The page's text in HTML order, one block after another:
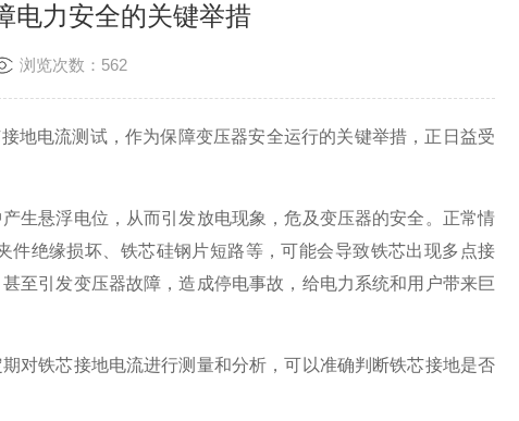
电力安全的关键举措
浏览次数：562
电流测试，作为保障变压器安全运行的关键举措，正日益受
悬浮电位，从而引发放电现象，危及变压器的安全。正常情
绝缘损坏、铁芯硅钢片短路等，可能会导致铁芯出现多点接
至引发变压器故障，造成停电事故，给电力系统和用户带来巨
对铁芯接地电流进行测量和分析，可以准确判断铁芯接地是否